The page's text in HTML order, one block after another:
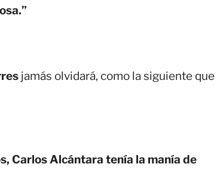
jamás olvidará, como la siguiente que
Carlos Alcántara tenía la manía de